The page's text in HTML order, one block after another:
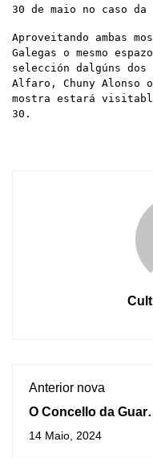
30 de maio no caso
Aproveitando ambas
Galegas o mesmo
selección dalgúns dos
Alfaro, Chuny Alonso
mostra estará
30.
Anterior nova
O Concello da
ao abeiro do PLAN
14 Maio, 2024